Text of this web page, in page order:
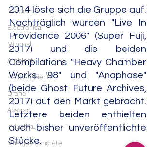
Electronic
Electronica
Minimal
Ambient
Dark Ambient
Drone
Abstract
Industrial
Musique concrète
2014 löste sich die Gruppe auf.
Nachträglich wurden "Live In
Providence 2006" (Super Fuji,
2017) und die beiden
Compilations "Heavy Chamber
Works '98" und "Anaphase"
(beide Ghost Future Archives,
2017) auf den Markt gebracht.
Letztere beiden enthielten
auch bisher unveröffentlichte
Stücke.